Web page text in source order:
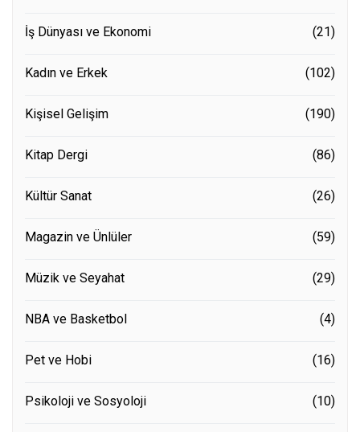
İş Dünyası ve Ekonomi (21)
Kadın ve Erkek (102)
Kişisel Gelişim (190)
Kitap Dergi (86)
Kültür Sanat (26)
Magazin ve Ünlüler (59)
Müzik ve Seyahat (29)
NBA ve Basketbol (4)
Pet ve Hobi (16)
Psikoloji ve Sosyoloji (10)